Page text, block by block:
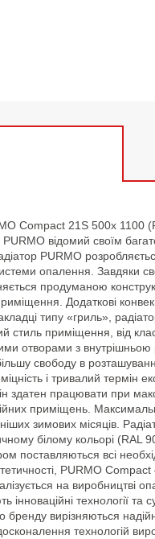
Compact 21S 500x 1100
відомий своїм
PURMO
опалення. Завдяки
продуманою
Додаткові
типу «гриль»,
стиль приміщення, від
отворами з
свободу в
і тривалий термін
здатен працювати при
приміщень.
зимових місяців.
білому кольорі (RAL
поставляються всі
PURMO
на виробництві
інноваційні
бренду вирізняються
технологій